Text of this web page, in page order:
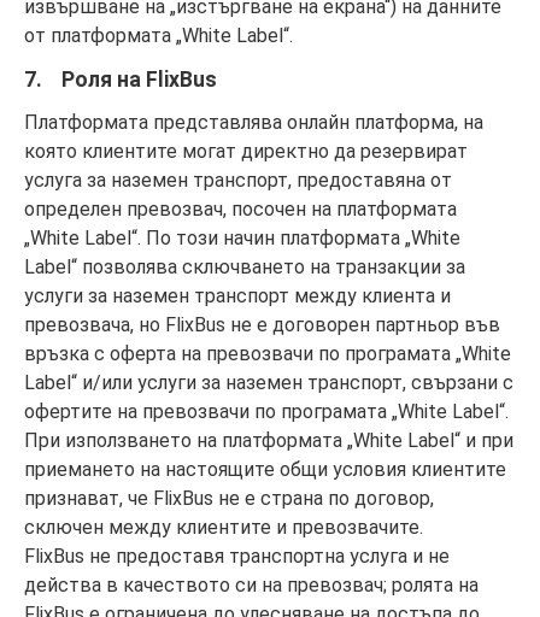
извършване на „изстъргване на екрана“) на данните
от платформата „White Label“.
7. Роля на FlixBus
Платформата представлява онлайн платформа, на
която клиентите могат директно да резервират
услуга за наземен транспорт, предоставяна от
определен превозвач, посочен на платформата
„White Label“. По този начин платформата „White
Label“ позволява сключването на транзакции за
услуги за наземен транспорт между клиента и
превозвача, но FlixBus не е договорен партньор във
връзка с оферта на превозвачи по програмата „White
Label“ и/или услуги за наземен транспорт, свързани с
офертите на превозвачи по програмата „White Label“.
При използването на платформата „White Label“ и при
приемането на настоящите общи условия клиентите
признават, че FlixBus не е страна по договор,
сключен между клиентите и превозвачите.
FlixBus не предоставя транспортна услуга и не
действа в качеството си на превозвач; ролята на